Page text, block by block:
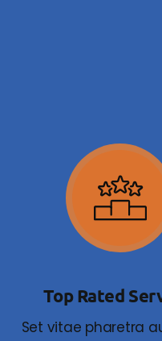
Top Rated
Set vitae pharetra